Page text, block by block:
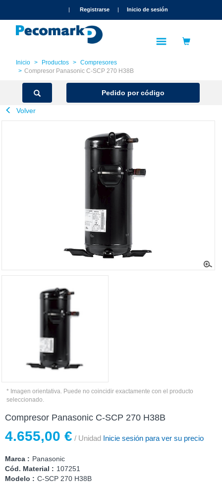
| Registrarse | Inicio de sesión
Inicio Productos
Compresores
Compresor Panasonic C-SCP 270 H38B
Pedido por código
Volver
* Imagen orientativa. Puede no coincidir exactamente con el producto
seleccionado.
Compresor Panasonic C-SCP 270 H38B
4.655,00 € / Unidad Inicie sesión para ver su precio
Marca : Panasonic
Cód. Material : 107251
Modelo : C-SCP 270 H38B